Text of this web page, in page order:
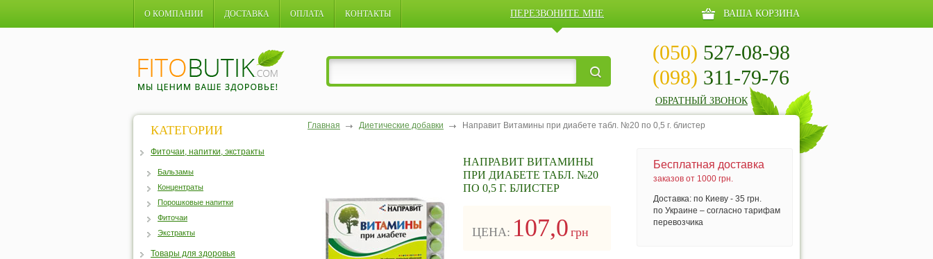
О КОМПАНИИ ДОСТАВКА ОПЛАТА КОНТАКТЫ ПЕРЕЗВОНИТЕ МНЕ ВАША КОРЗИНА
(050) 527-08-98
(098) 311-79-76
ОБРАТНЫЙ ЗВОНОК
Главная Диетические добавки Направит Витамины при диабете табл. №20 по 0,5 г. блистер
НАПРАВИТ ВИТАМИНЫ
ПРИ ДИАБЕТЕ ТАБЛ. №20
ПО 0,5 Г. БЛИСТЕР
ЦЕНА: 107,0 грн
Бесплатная доставка
заказов от 1000 грн.
Доставка: по Киеву - 35 грн.
по Украине – согласно тарифам
перевозчика
КАТЕГОРИИ
Фиточаи, напитки, экстракты
Бальзамы
Концентраты
Порошковые напитки
Фиточаи
Экстракты
Товары для здоровья